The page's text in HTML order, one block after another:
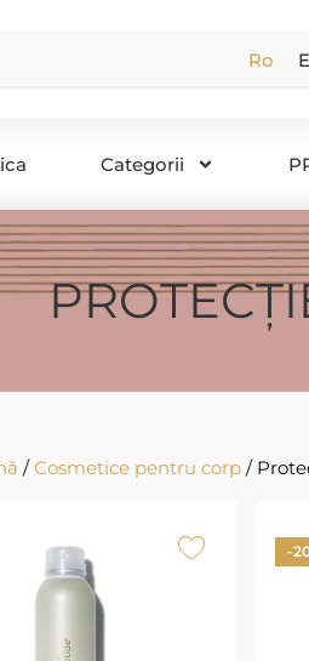
Ro
Categorii
/Cosmetice pentru corp /
-